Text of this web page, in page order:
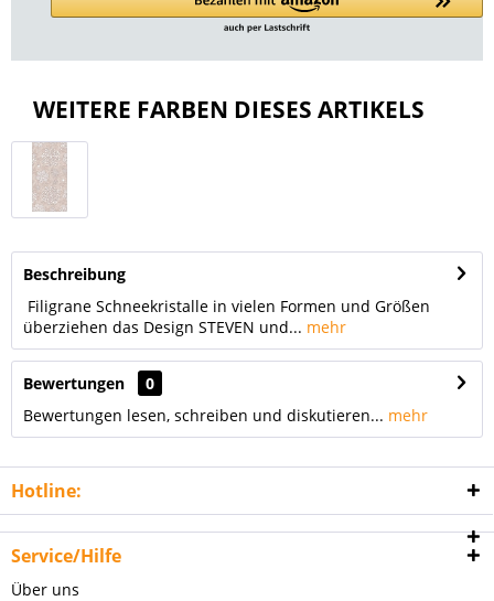
WEITERE FARBEN DIESES ARTIKELS
Beschreibung
Filigrane Schneekristalle in vielen Formen und Größen
überziehen das Design STEVEN und... mehr
Bewertungen
0
Bewertungen lesen, schreiben und diskutieren... mehr
Hotline:
Service/Hilfe
Über uns